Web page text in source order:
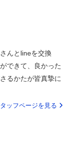
んとlineを交換
できて、良かった
るかたが皆真摯に
ッフページを見る